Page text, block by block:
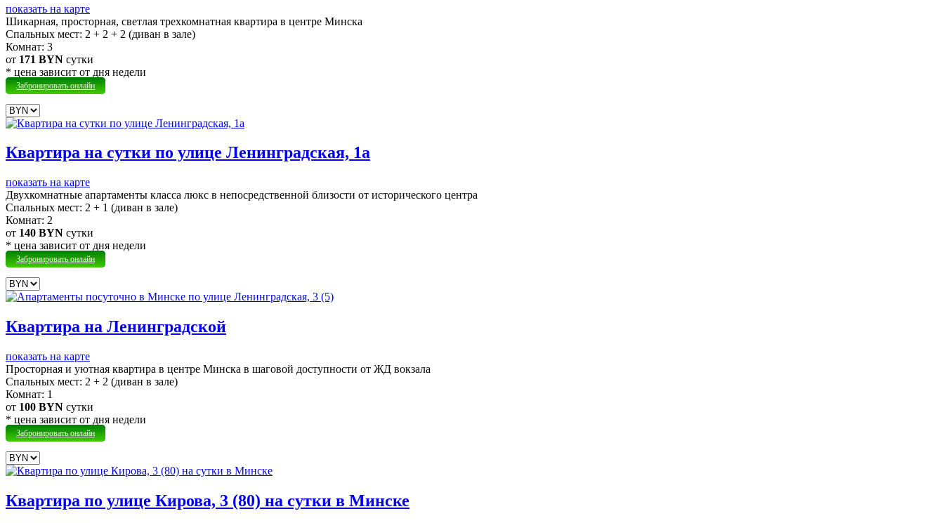
показать на карте
Шикарная, просторная, светлая трехкомнатная квартира в центре Минска
Cпальных мест: 2 + 2 + 2 (диван в зале)
Комнат: 3
от 171 BYN сутки
* цена зависит от дня недели
Забронировать онлайн
Квартира на сутки по улице Ленинградская, 1а
показать на карте
Двухкомнатные апартаменты класса люкс в непосредственной близости от исторического центра
Cпальных мест: 2 + 1 (диван в зале)
Комнат: 2
от 140 BYN сутки
* цена зависит от дня недели
Забронировать онлайн
Квартира на Ленинградской
показать на карте
Просторная и уютная квартира в центре Минска в шаговой доступности от ЖД вокзала
Cпальных мест: 2 + 2 (диван в зале)
Комнат: 1
от 100 BYN сутки
* цена зависит от дня недели
Забронировать онлайн
Квартира по улице Кирова, 3 (80) на сутки в Минске